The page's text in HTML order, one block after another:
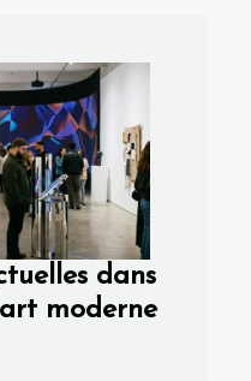
dans
moderne